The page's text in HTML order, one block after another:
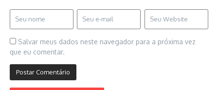
Salvar meus dados neste navegador para a próxima vez
que eu comentar.